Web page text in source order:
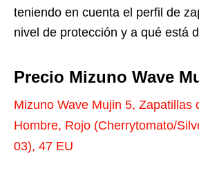
teniendo en cuenta el perfil de
nivel de protección y a qué está
Precio Mizuno Wave
Mizuno Wave Mujin 5, Zapatillas
Hombre, Rojo (Cherrytomato/
03), 47 EU